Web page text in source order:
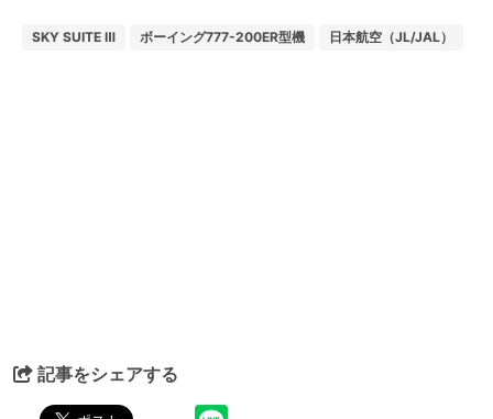
SKY SUITE Ⅲ ボーイング777-200ER型機 日本航空（JL/JAL）
記事をシェアする